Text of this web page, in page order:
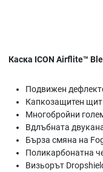
Каска ICON Airflite™
Подвижен
Капкозащитен
Многобройни
Вдлъбната
Бърза смяна на
Поликарбонатна
Визьорът